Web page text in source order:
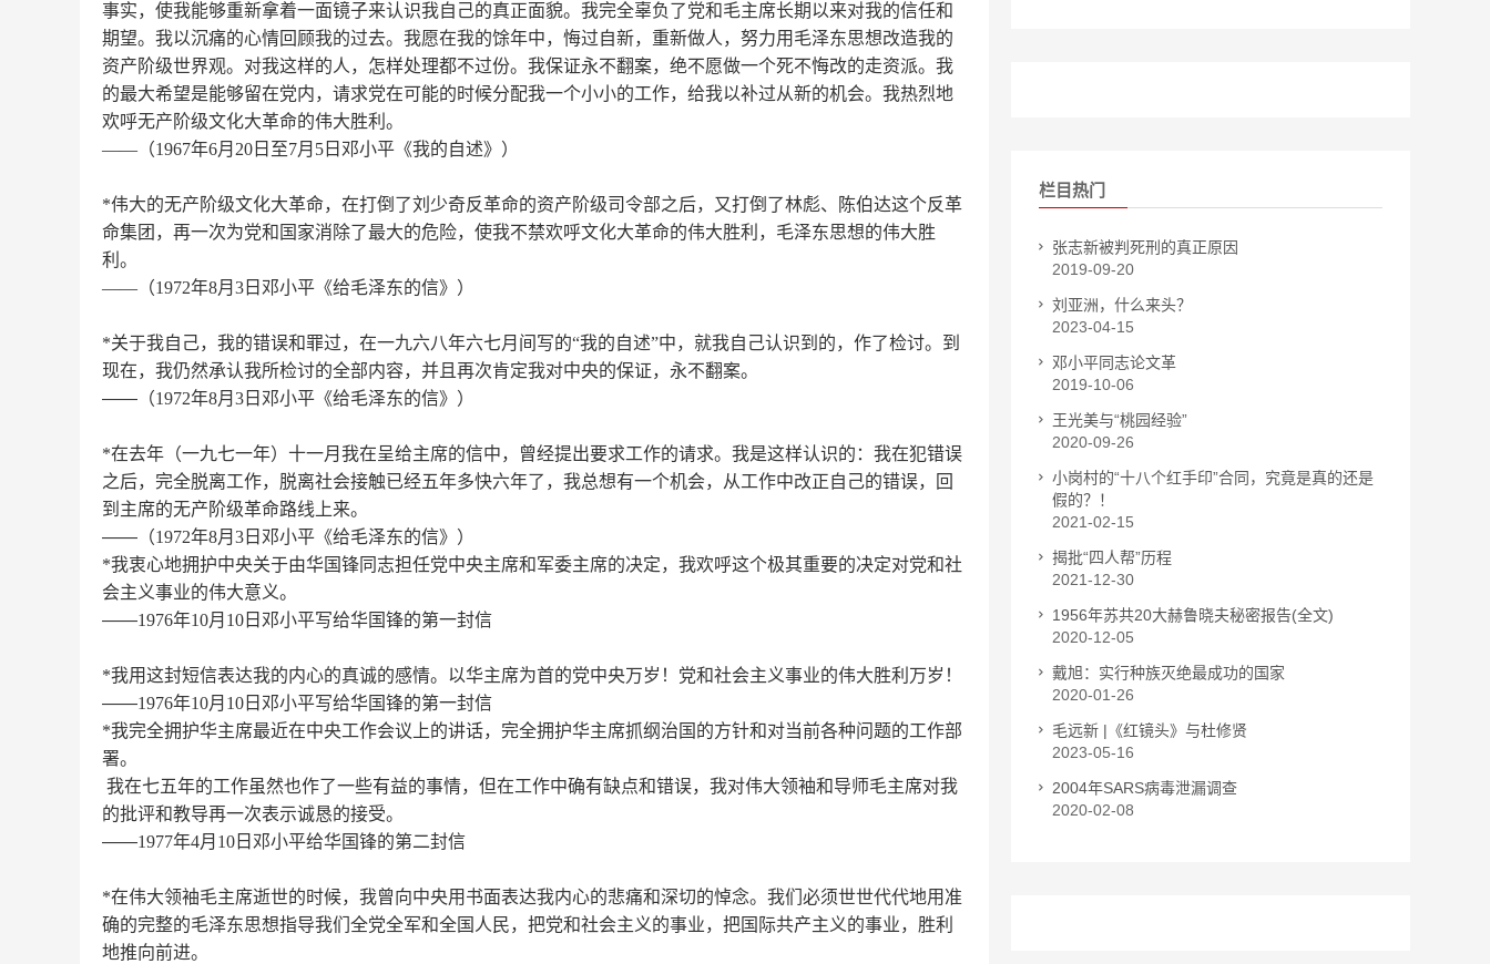
事实，使我能够重新拿着一面镜子来认识我自己的真正面貌。我完全辜负了党和毛主席长期以来对我的信任和
期望。我以沉痛的心情回顾我的过去。我愿在我的馀年中，悔过自新，重新做人，努力用毛泽东思想改造我的
资产阶级世界观。对我这样的人，怎样处理都不过份。我保证永不翻案，绝不愿做一个死不悔改的走资派。我
的最大希望是能够留在党内，请求党在可能的时候分配我一个小小的工作，给我以补过从新的机会。我热烈地
欢呼无产阶级文化大革命的伟大胜利。
—— （1967年6月 20 日至7月 5 日邓小平《我的自述》）
*伟大的无产阶级文化大革命，在打倒了刘少奇反革命的资产阶级司令部之后，又打倒了林彪、陈伯达这个反革
命集团，再一次为党和国家消除了最大的危险，使我不禁欢呼文化大革命的伟大胜利，毛泽东思想的伟大胜
利。
—— （1972年8月 3 日邓小平《给毛泽东的信》）
*关于我自己，我的错误和罪过，在一九六八年六七月间写的“我的自述”中，就我自己认识到的，作了检讨。到
现在，我仍然承认我所检讨的全部内容，并且再次肯定我对中央的保证，永不翻案。
——（1972年8月 3 日邓小平《给毛泽东的信》）
*在去年（一九七一年）十一月我在呈给主席的信中，曾经提出要求工作的请求。我是这样认识的：我在犯错误
之后，完全脱离工作，脱离社会接触已经五年多快六年了，我总想有一个机会，从工作中改正自己的错误，回
到主席的无产阶级革命路线上来。
——（1972年8月 3 日邓小平《给毛泽东的信》）
*我衷心地拥护中央关于由华国锋同志担任党中央主席和军委主席的决定，我欢呼这个极其重要的决定对党和社
会主义事业的伟大意义。
——1976年10月 10 日邓小平写给华国锋的第一封信
*我用这封短信表达我的内心的真诚的感情。以华主席为首的党中央万岁！党和社会主义事业的伟大胜利万岁！
——1976年10月 10 日邓小平写给华国锋的第一封信
*我完全拥护华主席最近在中央工作会议上的讲话，完全拥护华主席抓纲治国的方针和对当前各种问题的工作部
署。
我在七五年的工作虽然也作了一些有益的事情，但在工作中确有缺点和错误，我对伟大领袖和导师毛主席对我
的批评和教导再一次表示诚恳的接受。
——1977年4月 10 日邓小平给华国锋的第二封信
*在伟大领袖毛主席逝世的时候，我曾向中央用书面表达我内心的悲痛和深切的悼念。我们必须世世代代地用准
确的完整的毛泽东思想指导我们全党全军和全国人民，把党和社会主义的事业，把国际共产主义的事业，胜利
地推向前进。
栏目热门
张志新被判死刑的真正原因
2019-09-20
刘亚洲，什么来头？
2023-04-15
邓小平同志论文革
2019-10-06
王光美与“桃园经验”
2020-09-26
小岗村的“十八个红手印”合同，究竟是真的还是
假的？！
2021-02-15
揭批“四人帮”历程
2021-12-30
1956年苏共20大赫鲁晓夫秘密报告(全文)
2020-12-05
戴旭：实行种族灭绝最成功的国家
2020-01-26
毛远新 |《红镜头》与杜修贤
2023-05-16
2004年SARS病毒泄漏调查
2020-02-08